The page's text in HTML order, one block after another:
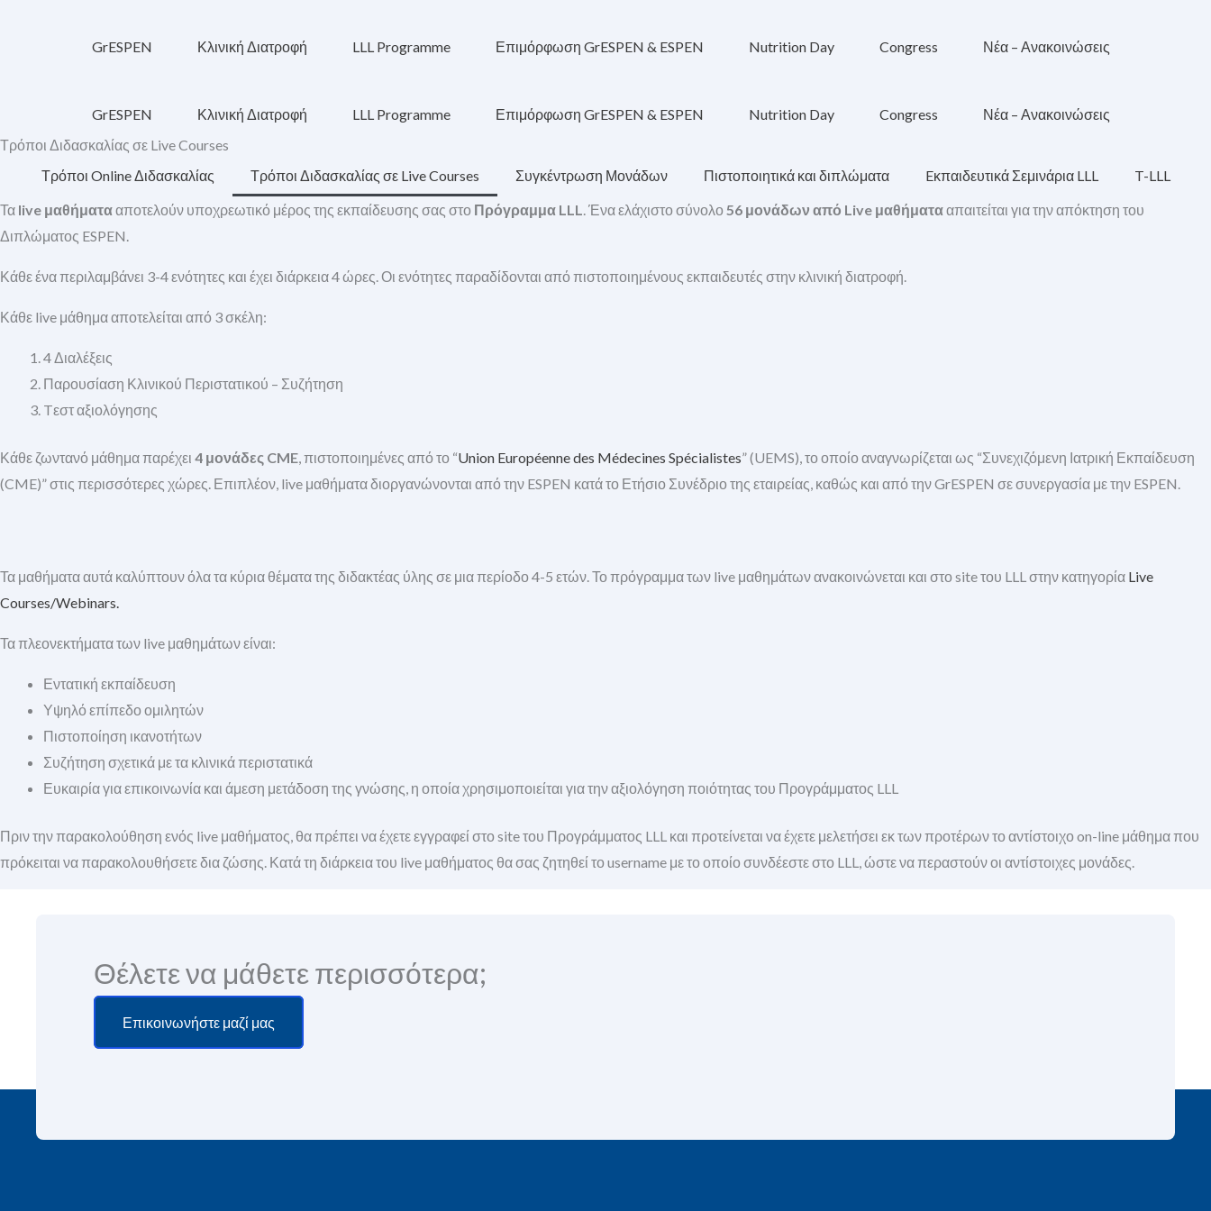
GrESPEN Κλινική Διατροφή LLL Programme Επιμόρφωση GrESPEN & ESPEN Nutrition Day Congress Νέα – Ανακοινώσεις
GrESPEN Κλινική Διατροφή LLL Programme Επιμόρφωση GrESPEN & ESPEN Nutrition Day Congress
Νέα – Ανακοινώσεις
Τρόποι Διδασκαλίας σε Live Courses
Τρόποι Online Διδασκαλίας
Τρόποι Διδασκαλίας σε Live Courses Συγκέντρωση Μονάδων Πιστοποιητικά και διπλώματα Eκπαιδευτικά Σεμινάρια LLL
T-LLL
Τα live μαθήματααποτελούν υποχρεωτικό μέρος της εκπαίδευσης σας στο Πρόγραμμα LLL. Ένα ελάχιστο σύνολο56 μονάδων από Live μαθήματααπαιτείται για την απόκτηση του
Διπλώματος ESPEN.
Κάθε ένα περιλαμβάνει 3-4 ενότητες και έχει διάρκεια 4 ώρες. Οι ενότητες παραδίδονται από πιστοποιημένους εκπαιδευτές στην κλινική διατροφή.
Κάθε live μάθημα αποτελείται από 3 σκέλη:
4 Διαλέξεις
Παρουσίαση Κλινικού Περιστατικού – Συζήτηση
Tεστ αξιολόγησης
Κάθε ζωντανό μάθημα παρέχει 4 μονάδες CME, πιστοποιημένες από το “Union Européenne des Médecines Spécialistes” (UEMS), το οποίο αναγνωρίζεται ως “Συνεχιζόμενη Ιατρική Εκπαίδευση
(CME)” στις περισσότερες χώρες. Επιπλέον, live μαθήματα διοργανώνονται από την ESPEN κατά το Ετήσιο Συνέδριο της εταιρείας, καθώς και από την GrESPEN σε συνεργασία με την ESPEN.
Τα μαθήματα αυτά καλύπτουν όλα τα κύρια θέματα της διδακτέας ύλης σε μια περίοδο 4-5 ετών. Το πρόγραμμα των live μαθημάτων ανακοινώνεται και στο site του LLL στην κατηγορία Live
Courses/Webinars.
Τα πλεονεκτήματα των live μαθημάτων είναι:
Εντατική εκπαίδευση
Υψηλό επίπεδο ομιλητών
Πιστοποίηση ικανοτήτων
Συζήτηση σχετικά με τα κλινικά περιστατικά
Ευκαιρία για επικοινωνία και άμεση μετάδοση της γνώσης, η οποία χρησιμοποιείται για την αξιολόγηση ποιότητας του Προγράμματος LLL
Πριν την παρακολούθηση ενός live μαθήματος, θα πρέπει να έχετε εγγραφεί στο site του Προγράμματος LLL και προτείνεται να έχετε μελετήσει εκ των προτέρων το αντίστοιχο on-line μάθημα που
πρόκειται να παρακολουθήσετε δια ζώσης. Κατά τη διάρκεια του live μαθήματος θα σας ζητηθεί το username με το οποίο συνδέεστε στο LLL, ώστε να περαστούν οι αντίστοιχες μονάδες.
Θέλετε να μάθετε περισσότερα;
Επικοινωνήστε μαζί μας